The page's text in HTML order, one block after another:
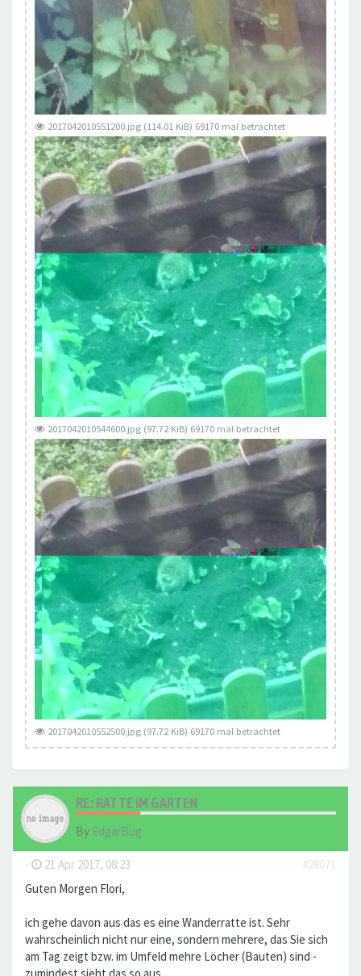
2017042010551200.jpg (114.01 KiB) 69170 mal betrachtet
2017042010544600.jpg (97.72 KiB) 69170 mal betrachtet
2017042010552500.jpg (97.72 KiB) 69170 mal betrachtet
RE: RATTE IM GARTEN
By EdgarBug
- 21 Apr 2017, 08:23
#28071
Guten Morgen Flori,
ich gehe davon aus das es eine Wanderratte ist. Sehr
wahrscheinlich nicht nur eine, sondern mehrere, das Sie sich
am Tag zeigt bzw. im Umfeld mehre Löcher (Bauten) sind -